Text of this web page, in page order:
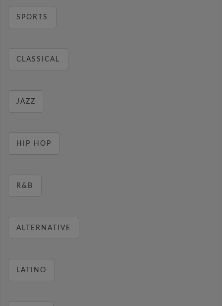
SPORTS
CLASSICAL
JAZZ
HIP HOP
R&B
ALTERNATIVE
LATINO